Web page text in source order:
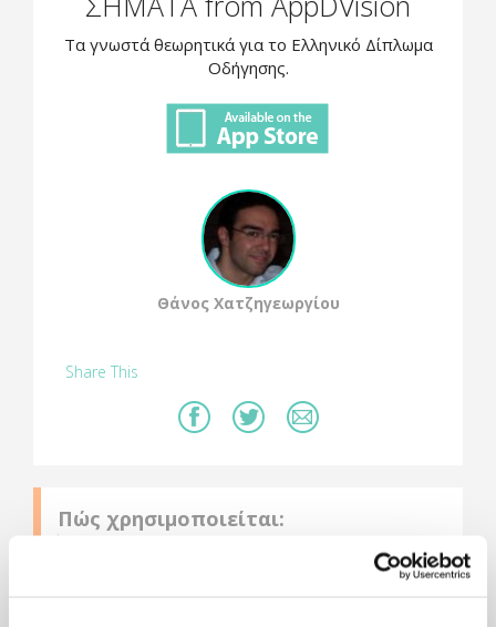
Τα γνωστά θεωρητικά για το Ελληνικό Δίπλωμα
Οδήγησης.
Θάνος Χατζηγεωργίου
Share This
Πώς χρησιμοποιείται:
Μια εφαρμογή για όσους θέλουν να
ελέγξουν τις γνώσεις τους πάνω στον